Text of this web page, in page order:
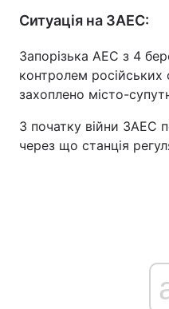
Ситуація на ЗАЕС:
Запорізька АЕС з 4
контролем російських
захоплено місто-
З початку війни ЗАЕС
через що станція